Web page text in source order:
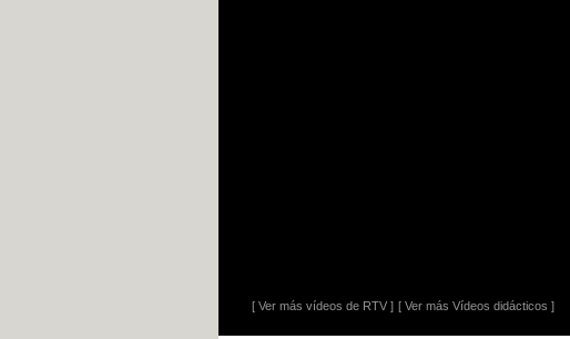
[ Ver más vídeos de RTV ] [ Ver más Vídeos didácticos ]